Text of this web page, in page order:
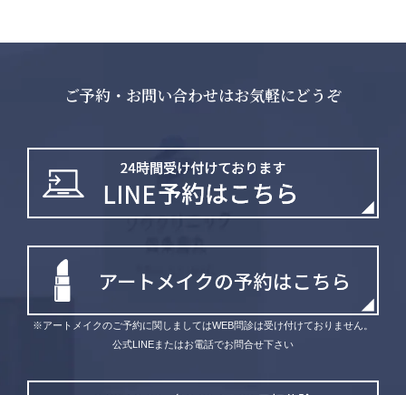
ご予約・お問い合わせはお気軽にどうぞ
※アートメイクのご予約に関しましてはWEB問診は受け付けておりません。
公式LINEまたはお電話でお問合せ下さい